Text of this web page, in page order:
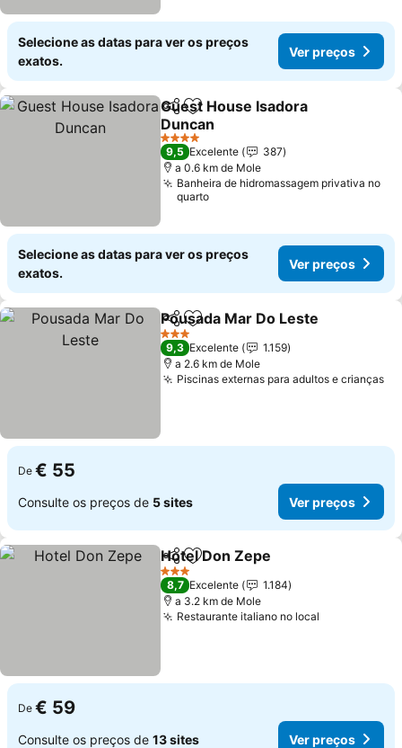
Selecione as datas para ver os preços
exatos.
Ver preços
PartilharAdicionar aos favoritos
Guest House Isadora
Duncan
Ver preços
4 Estrelas
9,5 Excelente
387
a 0.6 km de Mole
Banheira de hidromassagem privativa no
quarto
Selecione as datas para ver os preços
exatos.
Ver preços
PartilharAdicionar aos favoritos
Pousada Mar Do Leste
3 Estrelas
9,3 Excelente
1.159
a 2.6 km de Mole
Piscinas externas para adultos e crianças
De € 55
Consulte os preços de 5 sites Ver preços
PartilharAdicionar aos favoritos
Hotel Don Zepe
3 Estrelas
8,7 Excelente
1.184
a 3.2 km de Mole
Restaurante italiano no local
De € 59
Consulte os preços de 13 sites Ver preços